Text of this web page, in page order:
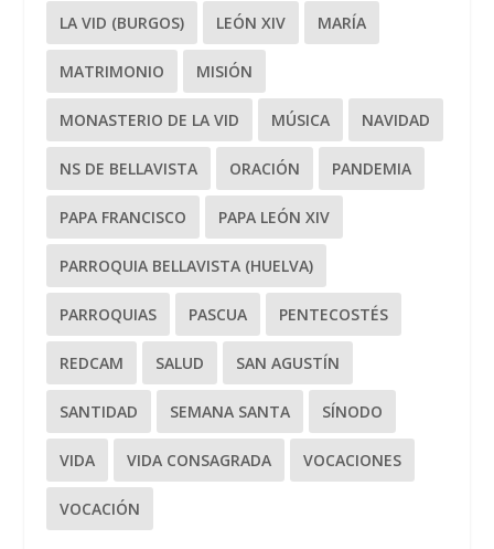
LA VID (BURGOS) LEÓN XIV MARÍA
MATRIMONIO MISIÓN
MONASTERIO DE LA VID MÚSICA NAVIDAD
NS DE BELLAVISTA ORACIÓN PANDEMIA
PAPA FRANCISCO PAPA LEÓN XIV
PARROQUIA BELLAVISTA (HUELVA)
PARROQUIAS PASCUA PENTECOSTÉS
REDCAM SALUD SAN AGUSTÍN
SANTIDAD SEMANA SANTA SÍNODO
VIDA VIDA CONSAGRADA VOCACIONES
VOCACIÓN